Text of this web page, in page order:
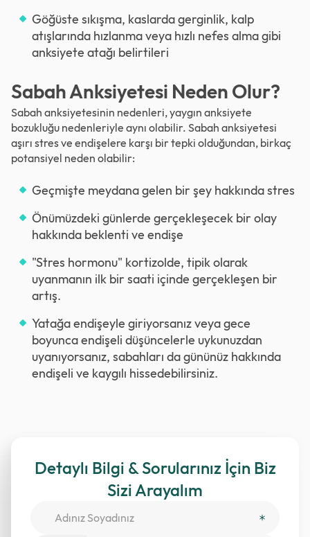
Göğüste sıkışma, kaslarda gerginlik, kalp
atışlarında hızlanma veya hızlı nefes alma gibi
anksiyete atağı belirtileri
Sabah Anksiyetesi Neden Olur?
Sabah anksiyetesinin nedenleri, yaygın anksiyete
bozukluğu nedenleriyle aynı olabilir. Sabah anksiyetesi
aşırı stres ve endişelere karşı bir tepki olduğundan, birkaç
potansiyel neden olabilir:
Geçmişte meydana gelen bir şey hakkında stres
Önümüzdeki günlerde gerçekleşecek bir olay
hakkında beklenti ve endişe
"Stres hormonu" kortizolde, tipik olarak
uyanmanın ilk bir saati içinde gerçekleşen bir
artış.
Yatağa endişeyle giriyorsanız veya gece
boyunca endişeli düşüncelerle uykunuzdan
uyanıyorsanız, sabahları da gününüz hakkında
endişeli ve kaygılı hissedebilirsiniz.
Detaylı Bilgi & Sorularınız İçin Biz
Sizi Arayalım